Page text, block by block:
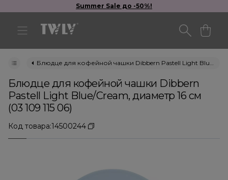
Summer Sale до -50%!
Блюдце для кофейной чашки Dibbern Pastell Light Blue/Cream, диаметр 16 см (03 109 115 06)
Блюдце для кофейной чашки Dibbern
Pastell Light Blue/Cream, диаметр 16 см
(03 109 115 06)
Код товара:14500244